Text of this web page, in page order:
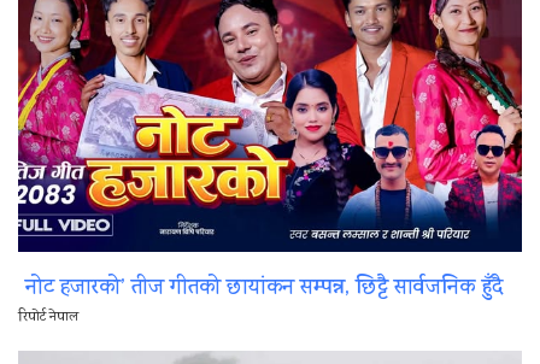
नोट हजारको’ तीज गीतको छायांकन सम्पन्न, छिट्टै सार्वजनिक हुँदै
रिपोर्ट नेपाल